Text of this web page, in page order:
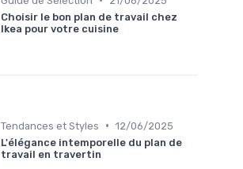
Choisir le bon plan de travail chez
Ikea pour votre cuisine
Tendances et Styles • 12/06/2025
L'élégance intemporelle du plan de
travail en travertin